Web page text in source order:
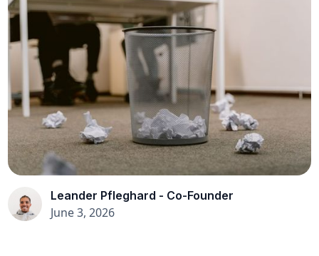
Leander Pfleghard - Co-Founder
June 3, 2026